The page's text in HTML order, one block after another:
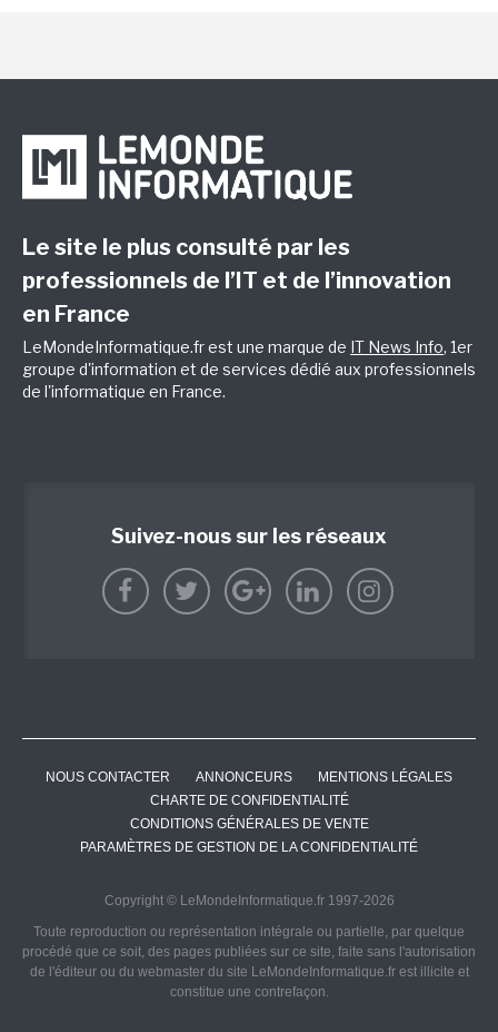
Le site le plus consulté par les
professionnels de l’IT et de l’innovation
en France
LeMondeInformatique.fr est une marque de IT News Info, 1er
groupe d'information et de services dédié aux professionnels
de l'informatique en France.
Suivez-nous sur les réseaux
NOUS CONTACTER ANNONCEURS
MENTIONS LÉGALES
CHARTE DE CONFIDENTIALITÉ
CONDITIONS GÉNÉRALES DE VENTE
PARAMÈTRES DE GESTION DE LA CONFIDENTIALITÉ
Copyright © LeMondeInformatique.fr 1997-2026
Toute reproduction ou représentation intégrale ou partielle, par quelque
procédé que ce soit, des pages publiées sur ce site, faite sans l'autorisation
de l'éditeur ou du webmaster du site LeMondeInformatique.fr est illicite et
constitue une contrefaçon.